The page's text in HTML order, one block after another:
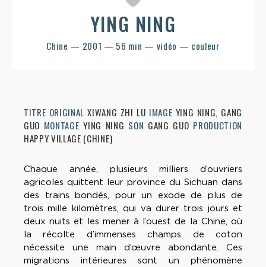
YING NING
Chine — 2001 — 56 min — vidéo — couleur
TITRE ORIGINAL XIWANG ZHI LU IMAGE YING NING, GANG
GUO MONTAGEYING NING SON GANG GUO PRODUCTION
HAPPY VILLAGE (CHINE)
Chaque année, plusieurs milliers d’ouvriers
agricoles quittent leur province du Sichuan dans
des trains bondés, pour un exode de plus de
trois mille kilomètres, qui va durer trois jours et
deux nuits et les mener à l’ouest de la Chine, où
la récolte d’immenses champs de coton
nécessite une main d’œuvre abondante. Ces
migrations intérieures sont un phénomène